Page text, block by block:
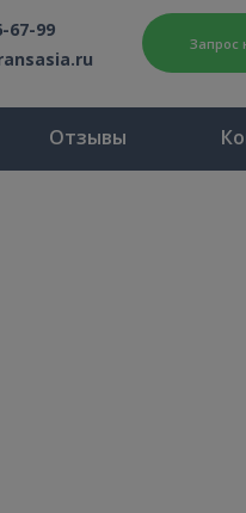
67-99
Запрос
Отзывы